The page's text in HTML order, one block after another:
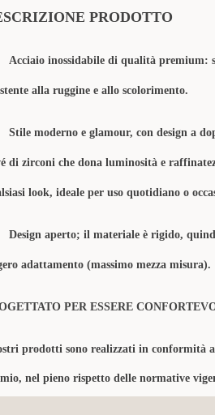
PRODOTTO
Acciaio inossidabile di qualità premium:
alla ruggine e allo scolorimento.
Stile moderno e glamour, con design a
di zirconi che dona luminosità e
look, ideale per uso quotidiano o
Design aperto; il materiale è rigido,
adattamento (massimo mezza misura).
PER ESSERE
prodotti sono realizzati in conformità
nel pieno rispetto delle normative